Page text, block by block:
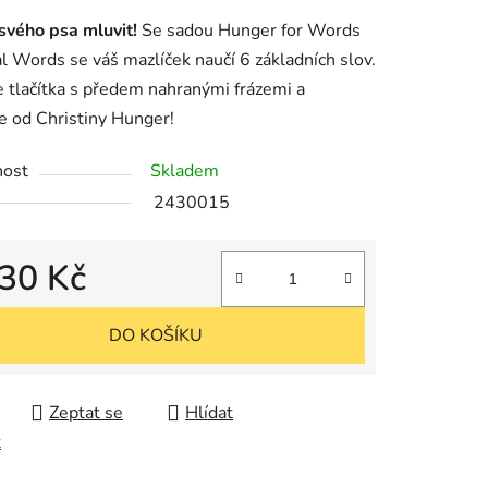
psa mluvit! Se sadou Hunger for Words
Words se váš mazlíček naučí 6 základních slov.
tlačítka s předem nahranými frázemi a
od Christiny Hunger!
Skladem
2430015
Kč
DO KOŠÍKU
Zeptat se
Hlídat